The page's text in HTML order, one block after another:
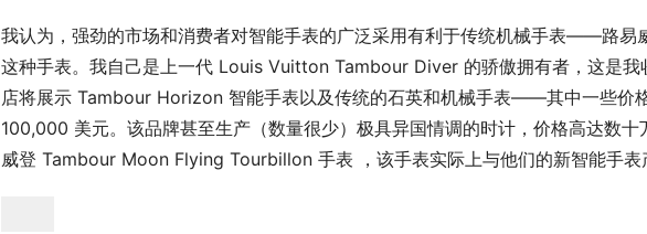
我认为，强劲的市场和消费者对智能手表的广泛采用有利于传统机械手表——路易
这种手表。我自己是上一代 Louis Vuitton Tambour Diver 的骄傲拥有者，这是我
店将展示 Tambour Horizo​​n 智能手表以及传统的石英和机械手表——其中一些价
100,000 美元。该品牌甚至生产（数量很少）极具异国情调的时计，价格高达数
威登 Tambour Moon Flying Tourbillon 手表 ，该手表实际上与他们的新智能手表